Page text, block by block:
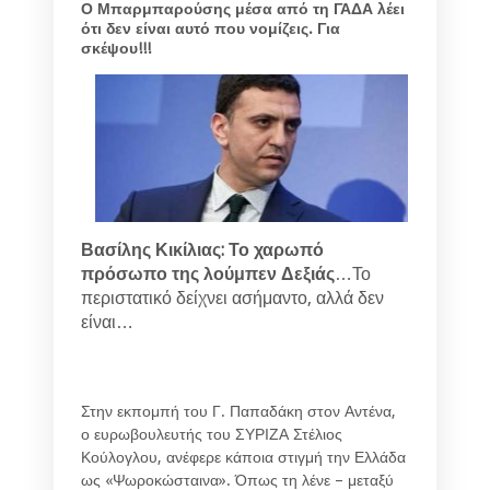
Ο Μπαρμπαρούσης μέσα από τη ΓΑΔΑ λέει
ότι δεν είναι αυτό που νομίζεις. Για
σκέψου!!!
Βασίλης Κικίλιας: Το χαρωπό
πρόσωπο της λούμπεν Δεξιάς…Το
περιστατικό δείχνει ασήμαντο, αλλά δεν
είναι…
Στην εκπομπή του Γ. Παπαδάκη στον Αντένα,
ο ευρωβουλευτής του ΣΥΡΙΖΑ Στέλιος
Κούλογλου, ανέφερε κάποια στιγμή την Ελλάδα
ως «Ψωροκώσταινα». Όπως τη λένε – μεταξύ